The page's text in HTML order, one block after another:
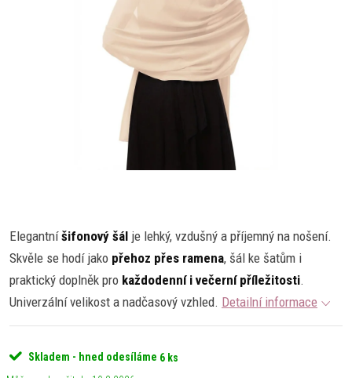
Elegantníšifonový šál je lehký, vzdušný a příjemný na nošení.
Skvěle se hodí jako přehoz přes ramena, šál ke šatům i
praktický doplněk pro každodenní i večerní příležitosti.
Univerzální velikost a nadčasový vzhled. Detailní informace
Skladem - hned odesíláme 6 ks